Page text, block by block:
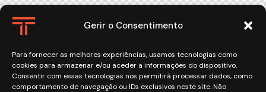
Gerir o Consentimento
Para fornecer as melhores experiências, usamos tecnologias como
cookies para armazenar e/ou aceder a informações do dispositivo.
Consentir com essas tecnologias nos permitirá processar dados, como
comportamento de navegação ou IDs exclusivos neste site. Não